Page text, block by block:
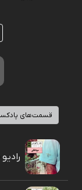
قسمت‌های
رادیو مرز ۸۹